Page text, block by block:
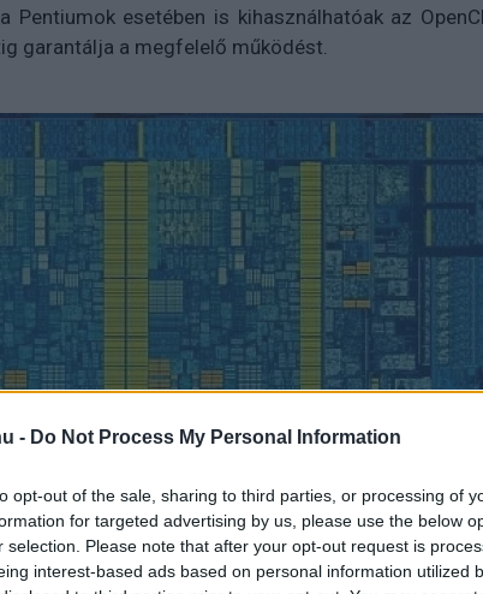
- Do Not Process My Personal Information
opt-out of the sale, sharing to third parties, or processing of
for targeted advertising by us, please use the below
selection. Please note that after your opt-out request is
interest-based ads based on personal information utilized
esetében is kihasználhatóak az
garantálja a megfelelő működést.